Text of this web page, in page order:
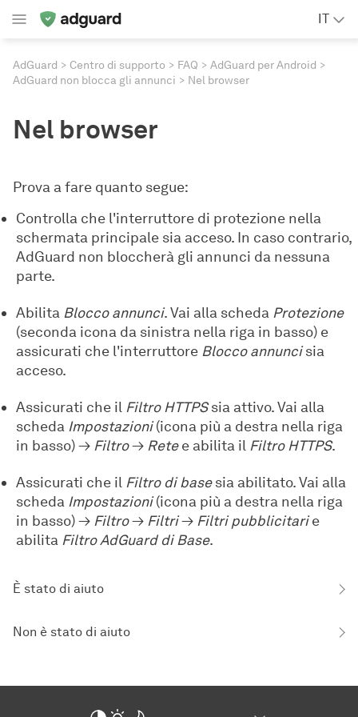
IT
AdGuard Centro di supporto FAQ
AdGuard per Android
AdGuard non blocca gli annunci
Nel browser
Nel browser
Prova a fare quanto segue:
Controlla che l'interruttore di protezione nella
schermata principale sia acceso. In caso contrario,
AdGuard non bloccherà gli annunci da nessuna
parte.
Abilita Blocco annunci. Vai alla scheda Protezione
(seconda icona da sinistra nella riga in basso) e
assicurati che l'interruttore Blocco annuncisia
acceso.
Assicurati che il Filtro HTTPSsia attivo. Vai alla
scheda Impostazioni(icona più a destra nella riga
in basso) → Filtro→ Retee abilita il Filtro HTTPS.
Assicurati che il Filtro di basesia abilitato. Vai alla
scheda Impostazioni(icona più a destra nella riga
in basso) → Filtro→ Filtri→ Filtri pubblicitarie
abilita Filtro AdGuard di Base.
È stato di aiuto
Non è stato di aiuto